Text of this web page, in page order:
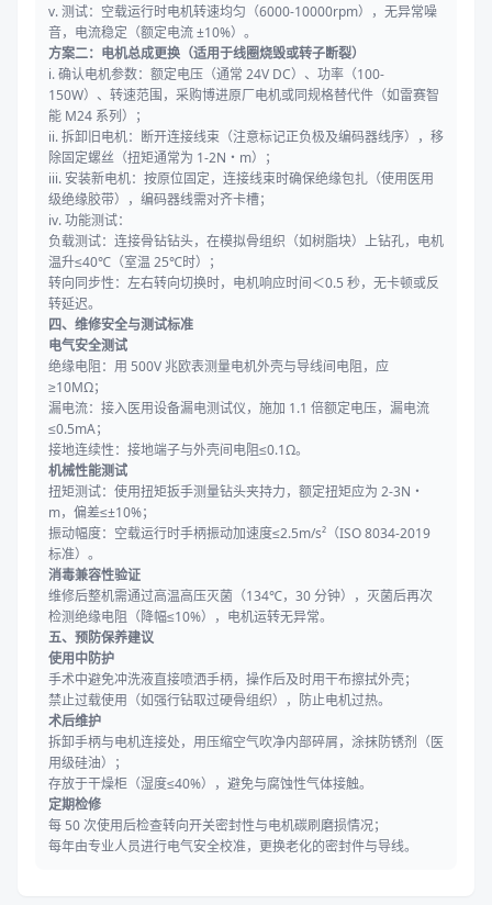
v. 测试：空载运行时电机转速均匀（6000-10000rpm），无异常噪
音，电流稳定（额定电流 ±10%）。
方案二：电机总成更换（适用于线圈烧毁或转子断裂）
i. 确认电机参数：额定电压（通常 24V DC）、功率（100-
150W）、转速范围，采购博进原厂电机或同规格替代件（如雷赛智
能 M24 系列）；
ii. 拆卸旧电机：断开连接线束（注意标记正负极及编码器线序），移
除固定螺丝（扭矩通常为 1-2N・m）；
iii. 安装新电机：按原位固定，连接线束时确保绝缘包扎（使用医用
级绝缘胶带），编码器线需对齐卡槽；
iv. 功能测试：
负载测试：连接骨钻钻头，在模拟骨组织（如树脂块）上钻孔，电机
温升≤40℃（室温 25℃时）；
转向同步性：左右转向切换时，电机响应时间＜0.5 秒，无卡顿或反
转延迟。
四、维修安全与测试标准
电气安全测试
绝缘电阻：用 500V 兆欧表测量电机外壳与导线间电阻，应
≥10MΩ；
漏电流：接入医用设备漏电测试仪，施加 1.1 倍额定电压，漏电流
≤0.5mA；
接地连续性：接地端子与外壳间电阻≤0.1Ω。
机械性能测试
扭矩测试：使用扭矩扳手测量钻头夹持力，额定扭矩应为 2-3N・
m，偏差≤±10%；
振动幅度：空载运行时手柄振动加速度≤2.5m/s²（ISO 8034-2019
标准）。
消毒兼容性验证
维修后整机需通过高温高压灭菌（134℃，30 分钟），灭菌后再次
检测绝缘电阻（降幅≤10%），电机运转无异常。
五、预防保养建议
使用中防护
手术中避免冲洗液直接喷洒手柄，操作后及时用干布擦拭外壳；
禁止过载使用（如强行钻取过硬骨组织），防止电机过热。
术后维护
拆卸手柄与电机连接处，用压缩空气吹净内部碎屑，涂抹防锈剂（医
用级硅油）；
存放于干燥柜（湿度≤40%），避免与腐蚀性气体接触。
定期检修
每 50 次使用后检查转向开关密封性与电机碳刷磨损情况；
每年由专业人员进行电气安全校准，更换老化的密封件与导线。